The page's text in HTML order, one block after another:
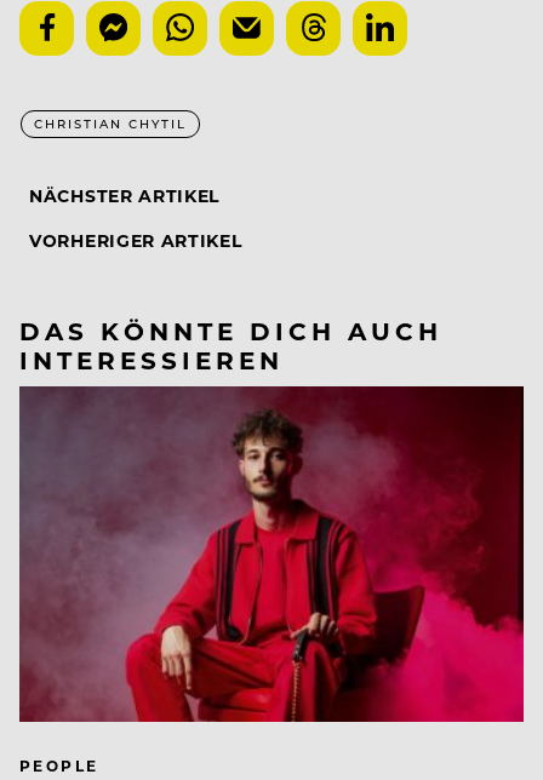
CHRISTIAN CHYTIL
NÄCHSTER ARTIKEL
VORHERIGER ARTIKEL
DAS KÖNNTE DICH AUCH
INTERESSIEREN
PEOPLE